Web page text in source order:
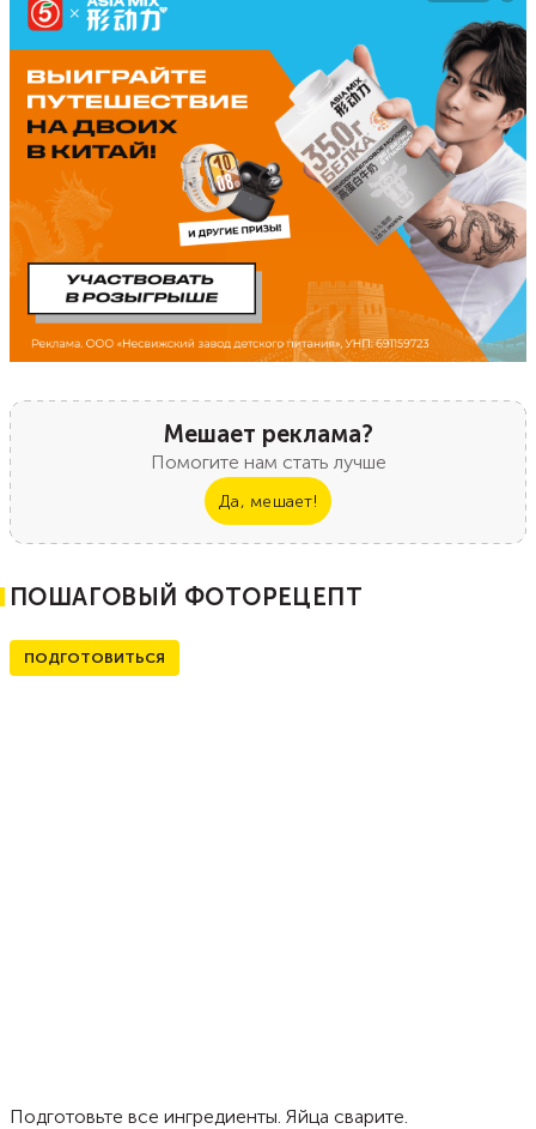
Мешает реклама?
Помогите нам стать лучше
Да, мешает!
ПОШАГОВЫЙ ФОТОРЕЦЕПТ
ПОДГОТОВИТЬСЯ
Подготовьте все ингредиенты. Яйца сварите.